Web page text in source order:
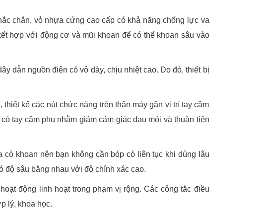
chắn, vỏ nhựa cứng cao cấp có khả năng chống lực va
hợp với động cơ và mũi khoan để có thể khoan sâu vào
dẫn nguồn điện có vỏ dày, chịu nhiệt cao. Do đó, thiết bị
kế các nút chức năng trên thân máy gần vị trí tay cầm
tay cầm phụ nhằm giảm cảm giác đau mỏi và thuận tiện
khoan nên bạn không cần bóp cò liên tục khi dùng lâu
độ sâu bằng nhau với độ chính xác cao.
động linh hoạt trong phạm vị rộng. Các công tắc điều
lý, khoa học.